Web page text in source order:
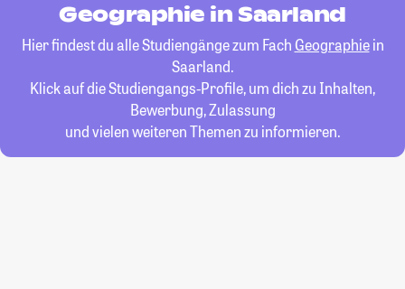
Geographie in Saarland
Hier findest du alle Studiengänge zum Fach Geographiein
Saarland.
Klick auf die Studiengangs-Profile, um dich zu Inhalten,
Bewerbung, Zulassung
und vielen weiteren Themen zu informieren.